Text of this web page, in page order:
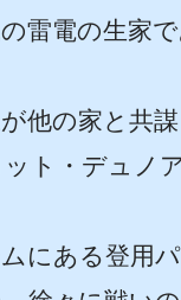
雷電の生家
他の家と共
ト・デュノ
にある登用